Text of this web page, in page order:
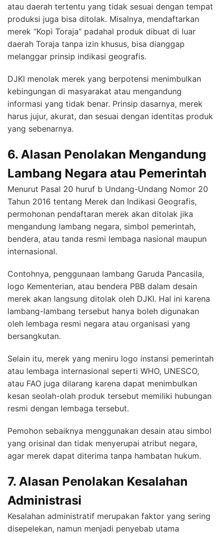
atau daerah tertentu yang tidak sesuai dengan tempat
produksi juga bisa ditolak. Misalnya, mendaftarkan
merek “Kopi Toraja” padahal produk dibuat di luar
daerah Toraja tanpa izin khusus, bisa dianggap
melanggar prinsip indikasi geografis.
DJKI menolak merek yang berpotensi menimbulkan
kebingungan di masyarakat atau mengandung
informasi yang tidak benar. Prinsip dasarnya, merek
harus jujur, akurat, dan sesuai dengan identitas produk
yang sebenarnya.
6. Alasan Penolakan Mengandung
Lambang Negara atau Pemerintah
Menurut Pasal 20 huruf b Undang-Undang Nomor 20
Tahun 2016 tentang Merek dan Indikasi Geografis,
permohonan pendaftaran merek akan ditolak jika
mengandung lambang negara, simbol pemerintah,
bendera, atau tanda resmi lembaga nasional maupun
internasional.
Contohnya, penggunaan lambang Garuda Pancasila,
logo Kementerian, atau bendera PBB dalam desain
merek akan langsung ditolak oleh DJKI. Hal ini karena
lambang-lambang tersebut hanya boleh digunakan
oleh lembaga resmi negara atau organisasi yang
bersangkutan.
Selain itu, merek yang meniru logo instansi pemerintah
atau lembaga internasional seperti WHO, UNESCO,
atau FAO juga dilarang karena dapat menimbulkan
kesan seolah-olah produk tersebut memiliki hubungan
resmi dengan lembaga tersebut.
Pemohon sebaiknya menggunakan desain atau simbol
yang orisinal dan tidak menyerupai atribut negara,
agar merek dapat diterima tanpa hambatan hukum.
7. Alasan Penolakan Kesalahan
Administrasi
Kesalahan administratif merupakan faktor yang sering
disepelekan, namun menjadi penyebab utama